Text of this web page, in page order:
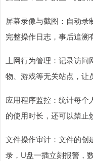
屏幕录像与截图：自动录
完整操作日志，事后追溯
上网行为管理：记录访问
物、游戏等无关站点，让
应用程序监控：统计每个
的使用时长，还可以禁止
文件操作审计：文件的创
录，U盘一插立刻报警，